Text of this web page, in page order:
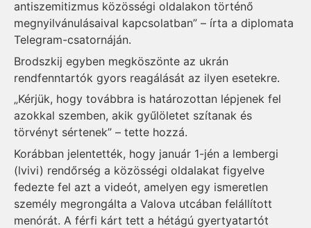
antiszemitizmus közösségi oldalakon történő
megnyilvánulásaival kapcsolatban” – írta a diplomata
Telegram-csatornáján.
Brodszkij egyben megköszönte az ukrán
rendfenntartók gyors reagálását az ilyen esetekre.
„Kérjük, hogy továbbra is határozottan lépjenek fel
azokkal szemben, akik gyűlöletet szítanak és
törvényt sértenek” – tette hozzá.
Korábban jelentették, hogy január 1-jén a lembergi
(lvivi) rendőrség a közösségi oldalakat figyelve
fedezte fel azt a videót, amelyen egy ismeretlen
személy megrongálta a Valova utcában felállított
menórát. A férfi kárt tett a hétágú gyertyatartót